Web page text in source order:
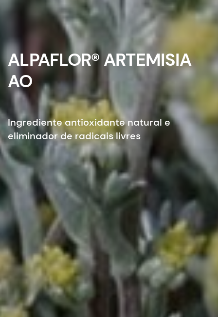
ALPAFLOR® ARTEMISIA
AO
Ingrediente antioxidante natural e
eliminador de radicais livres